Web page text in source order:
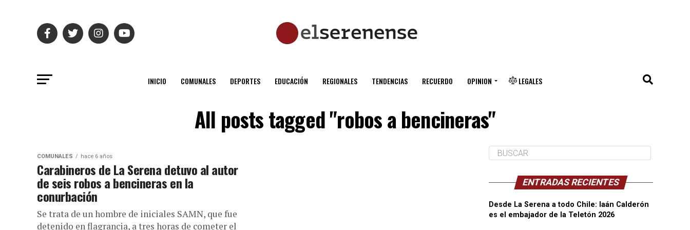
INICIO COMUNALES DEPORTES EDUCACIÓN REGIONALES TENDENCIAS RECUERDO OPINION LEGALES
All posts tagged "robos a bencineras"
COMUNALES hace 6 años
Carabineros de La Serena detuvo al autor
de seis robos a bencineras en la
conurbación
Se trata de un hombre de iniciales SAMN, que fue
detenido en flagrancia, a tres horas de cometer el
ENTRADAS RECIENTES
Desde La Serena a todo Chile: Iaán Calderón
es el embajador de la Teletón 2026